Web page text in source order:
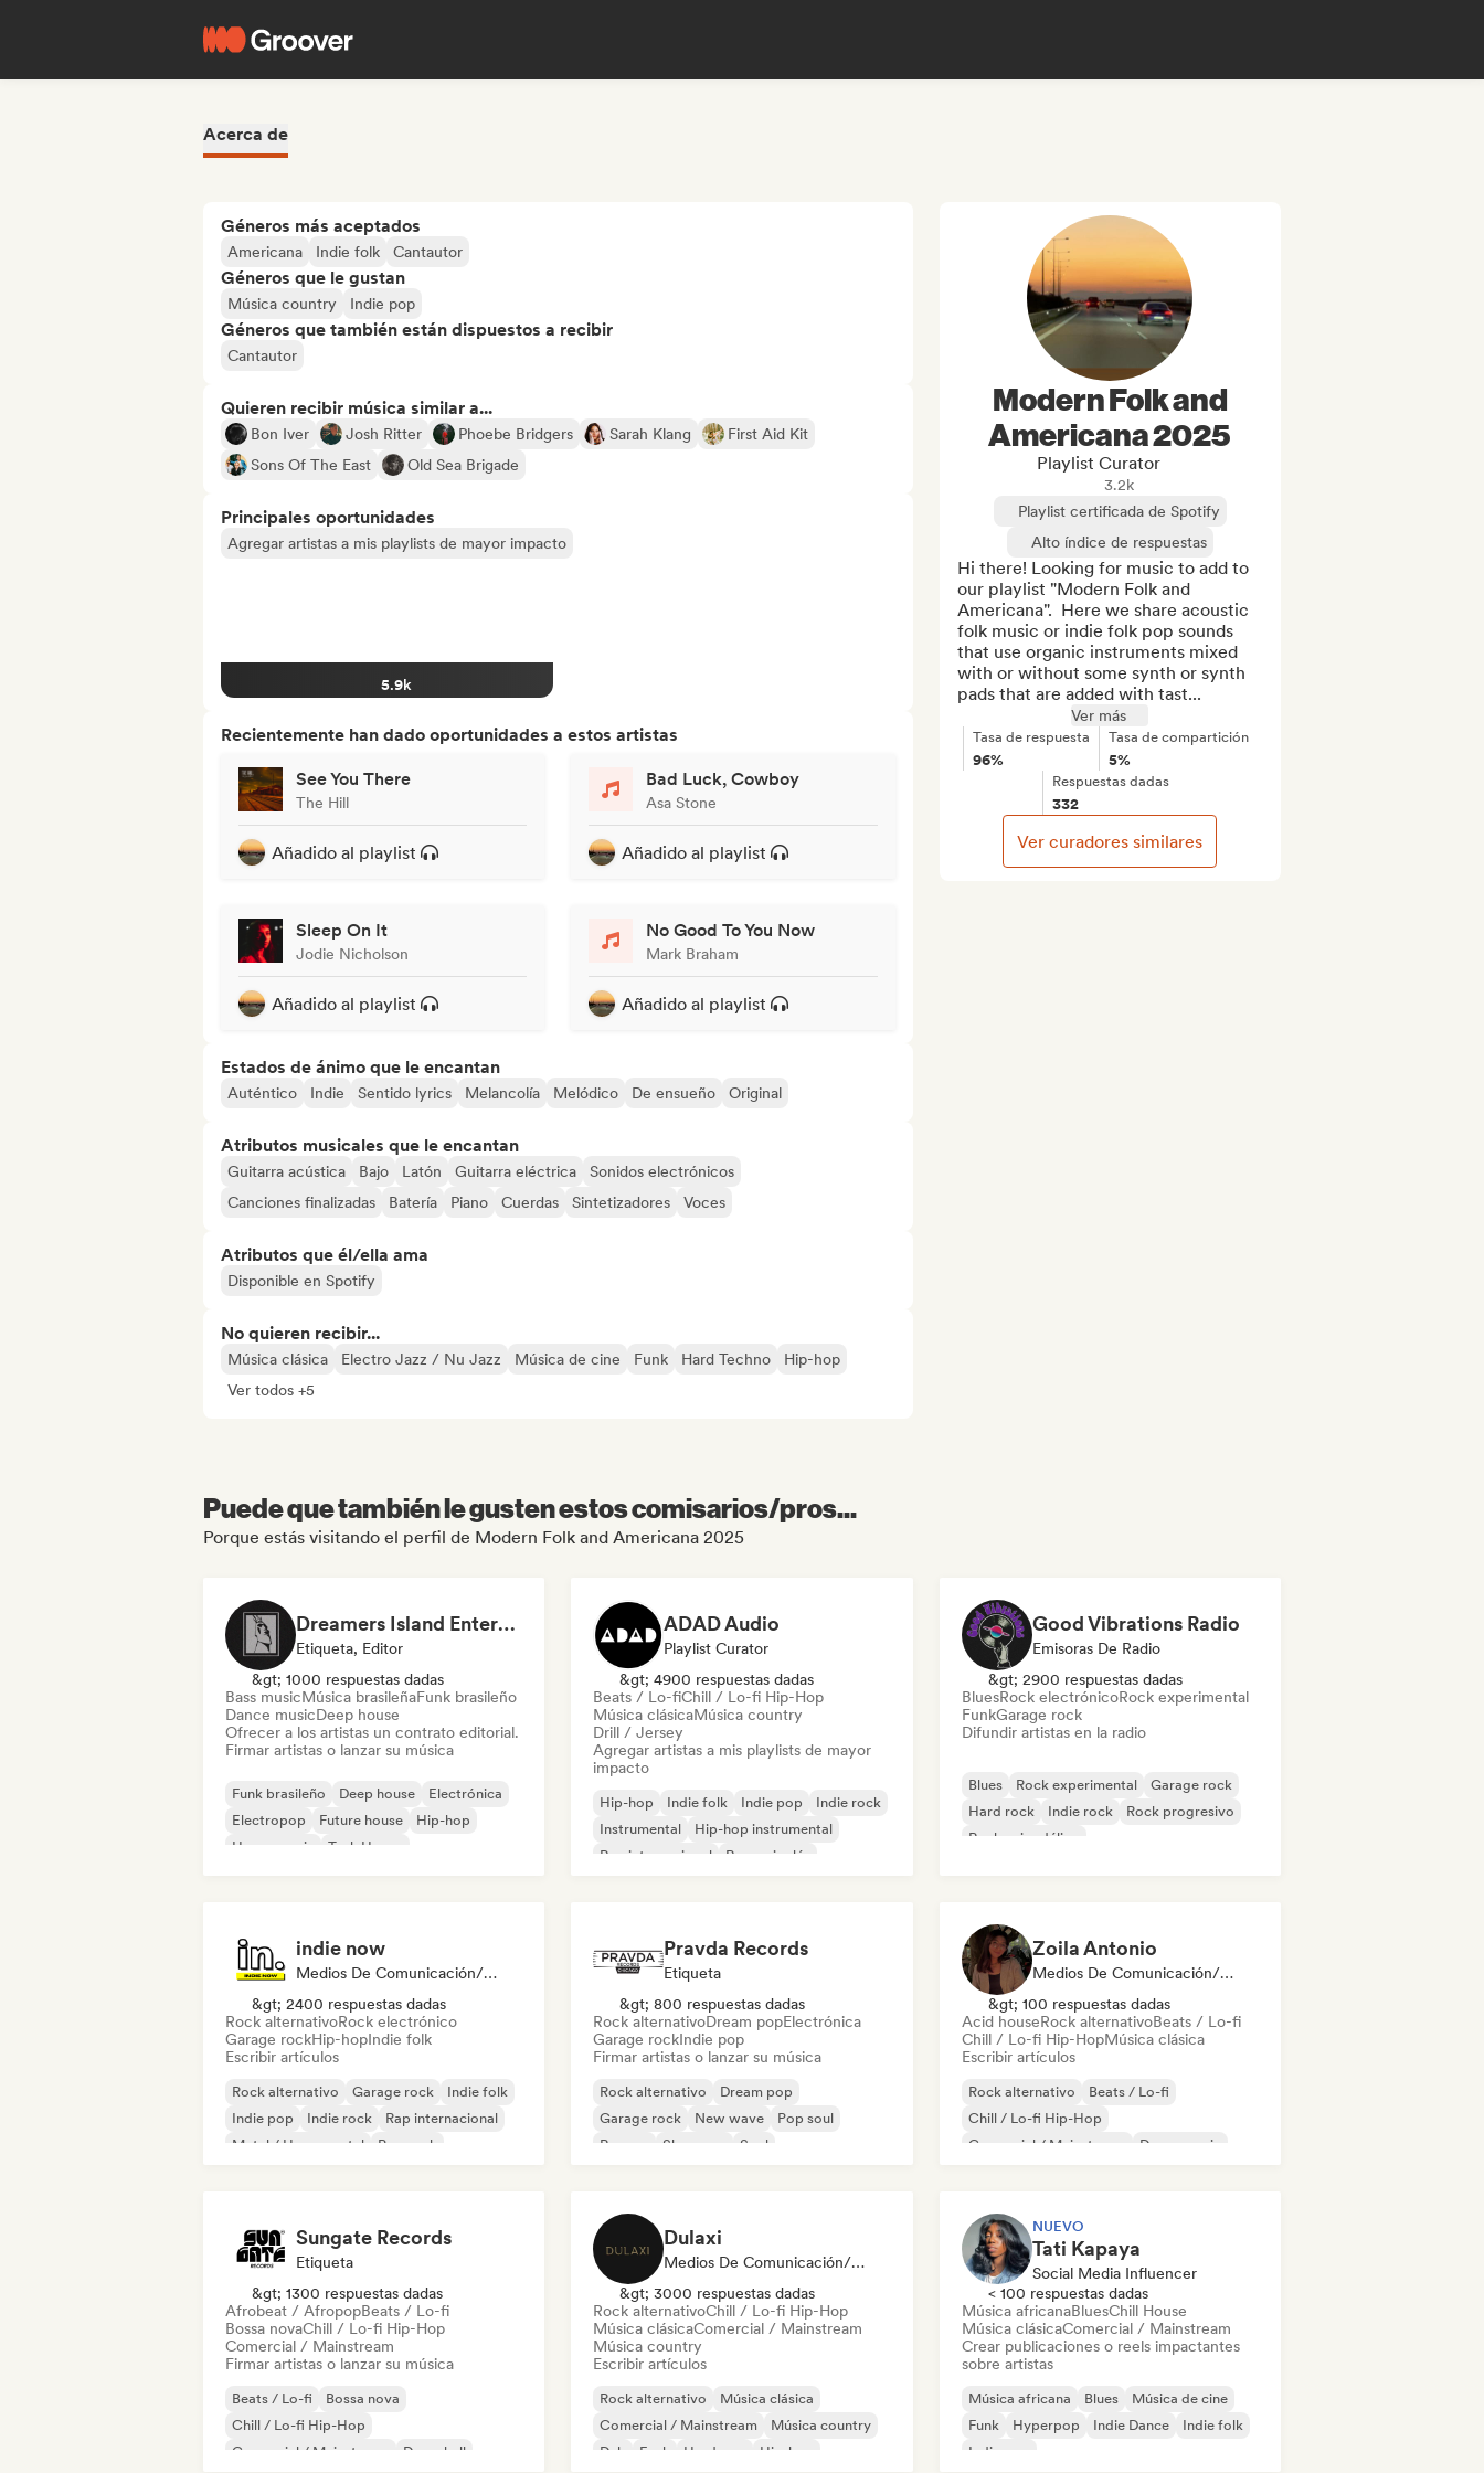
Acerca de
Géneros más aceptados
Americana Indie folk Cantautor
Géneros que le gustan
Música country Indie pop
Géneros que también están dispuestos a recibir
Cantautor
Quieren recibir música similar a...
Bon Iver Josh Ritter Phoebe Bridgers Sarah Klang
First Aid Kit
Sons Of The East
Old Sea Brigade
Principales oportunidades
Agregar artistas a mis playlists de mayor impacto
5.9k
Recientemente han dado oportunidades a estos artistas
See You There
The Hill
Añadido al playlist
Bad Luck, Cowboy
Asa Stone
Añadido al playlist
Sleep On It
Jodie Nicholson
Añadido al playlist
No Good To You Now
Mark Braham
Añadido al playlist
Estados de ánimo que le encantan
Auténtico Indie Sentido lyrics Melancolía Melódico De ensueño Original
Atributos musicales que le encantan
Guitarra acústica Bajo Latón Guitarra eléctrica
Sonidos electrónicos
Canciones finalizadas
Batería Piano Cuerdas Sintetizadores Voces
Atributos que él/ella ama
Disponible en Spotify
No quieren recibir...
Música clásica Electro Jazz / Nu Jazz Música de cine Funk Hard Techno
Hip-hop
Ver todos +5
Modern Folk and
Americana 2025
Playlist Curator
3.2k
Playlist certificada de Spotify
Alto índice de respuestas
Hi there! Looking for music to add to
our playlist "Modern Folk and
Americana".  Here we share acoustic
folk music or indie folk pop sounds
that use organic instruments mixed
with or without some synth or synth
pads that are added with tast...
Ver más
Tasa de respuesta
96%
Tasa de compartición
5%
Respuestas dadas
332
Ver curadores similares
Puede que también le gusten estos comisarios/pros...
Porque estás visitando el perfil de Modern Folk and Americana 2025
Dreamers Island Entertainment
Etiqueta, Editor
&gt; 1000 respuestas dadas
Bass musicMúsica brasileñaFunk brasileño
Dance musicDeep house
Ofrecer a los artistas un contrato editorial.
Firmar artistas o lanzar su música
Funk brasileño Deep house
Electrónica
Electropop
Future house
Hip-hop
House music
Tech House
ADAD Audio
Playlist Curator
&gt; 4900 respuestas dadas
Beats / Lo-fiChill / Lo-fi Hip-Hop
Música clásicaMúsica country
Drill / Jersey
Agregar artistas a mis playlists de mayor
impacto
Hip-hop Indie folk Indie pop
Indie rock
Instrumental
Hip-hop instrumental
Rap internacional
Rap en inglés
Good Vibrations Radio
Emisoras De Radio
&gt; 2900 respuestas dadas
BluesRock electrónicoRock experimental
FunkGarage rock
Difundir artistas en la radio
Blues Rock experimental
Garage rock
Hard rock
Indie rock
Rock progresivo
Rock psicodélico
indie now
Medios De Comunicación/Periodista
&gt; 2400 respuestas dadas
Rock alternativoRock electrónico
Garage rockHip-hopIndie folk
Escribir artículos
Rock alternativo Garage rock
Indie folk
Indie pop
Indie rock
Rap internacional
Metal / Heavy metal
Pop rock
Pravda Records
Etiqueta
&gt; 800 respuestas dadas
Rock alternativoDream popElectrónica
Garage rockIndie pop
Firmar artistas o lanzar su música
Rock alternativo
Dream pop
Garage rock
New wave
Pop soul
Reggae
Shoegaze Soul
Zoila Antonio
Medios De Comunicación/Periodista
&gt; 100 respuestas dadas
Acid houseRock alternativoBeats / Lo-fi
Chill / Lo-fi Hip-HopMúsica clásica
Escribir artículos
Rock alternativo
Beats / Lo-fi
Chill / Lo-fi Hip-Hop
Comercial / Mainstream
Dance music
Sungate Records
Etiqueta
&gt; 1300 respuestas dadas
Afrobeat / AfropopBeats / Lo-fi
Bossa novaChill / Lo-fi Hip-Hop
Comercial / Mainstream
Firmar artistas o lanzar su música
Beats / Lo-fi
Bossa nova
Chill / Lo-fi Hip-Hop
Comercial / Mainstream
Dancehall
Dulaxi
Medios De Comunicación/Periodista
&gt; 3000 respuestas dadas
Rock alternativoChill / Lo-fi Hip-Hop
Música clásicaComercial / Mainstream
Música country
Escribir artículos
Rock alternativo
Música clásica
Comercial / Mainstream
Música country
Dub
Funk Hardcore Hip-hop
NUEVO
Tati Kapaya
Social Media Influencer
< 100 respuestas dadas
Música africanaBluesChill House
Música clásicaComercial / Mainstream
Crear publicaciones o reels impactantes
sobre artistas
Música africana Blues
Música de cine
Funk
Hyperpop Indie Dance
Indie folk
Indie pop